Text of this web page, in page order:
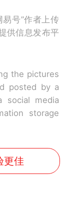
号”作者上传
供信息发布平
the pictures
posted by a
social media
storage
更佳